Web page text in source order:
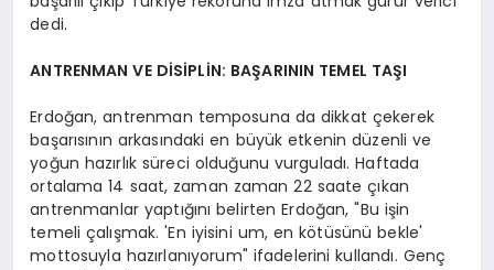
dedi.
ANTRENMAN VE DİSİPLİN: BAŞARININ TEMEL TAŞI
Erdoğan, antrenman temposuna da dikkat çekerek
başarısının arkasındaki en büyük etkenin düzenli ve
yoğun hazırlık süreci olduğunu vurguladı. Haftada
ortalama 14 saat, zaman zaman 22 saate çıkan
antrenmanlar yaptığını belirten Erdoğan, "Bu işin
temeli çalışmak. 'En iyisini um, en kötüsünü bekle'
mottosuyla hazırlanıyorum" ifadelerini kullandı. Genç